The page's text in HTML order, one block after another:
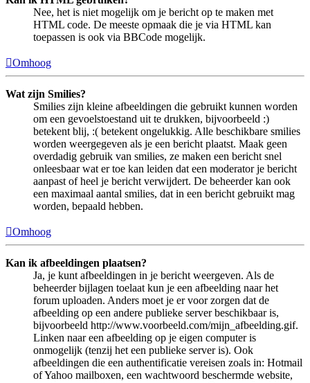
Nee, het is niet mogelijk om je bericht op te maken met
HTML code. De meeste opmaak die je via HTML kan
toepassen is ook via BBCode mogelijk.
Omhoog
Wat zijn Smilies?
Smilies zijn kleine afbeeldingen die gebruikt kunnen worden
om een gevoelstoestand uit te drukken, bijvoorbeeld :)
betekent blij, :( betekent ongelukkig. Alle beschikbare smilies
worden weergegeven als je een bericht plaatst. Maak geen
overdadig gebruik van smilies, ze maken een bericht snel
onleesbaar wat er toe kan leiden dat een moderator je bericht
aanpast of heel je bericht verwijdert. De beheerder kan ook
een maximaal aantal smilies, dat in een bericht gebruikt mag
worden, bepaald hebben.
Omhoog
Kan ik afbeeldingen plaatsen?
Ja, je kunt afbeeldingen in je bericht weergeven. Als de
beheerder bijlagen toelaat kun je een afbeelding naar het
forum uploaden. Anders moet je er voor zorgen dat de
afbeelding op een andere publieke server beschikbaar is,
bijvoorbeeld http://www.voorbeeld.com/mijn_afbeelding.gif.
Linken naar een afbeelding op je eigen computer is
onmogelijk (tenzij het een publieke server is). Ook
afbeeldingen die een authentificatie vereisen zoals in: Hotmail
of Yahoo mailboxen, een wachtwoord beschermde website,